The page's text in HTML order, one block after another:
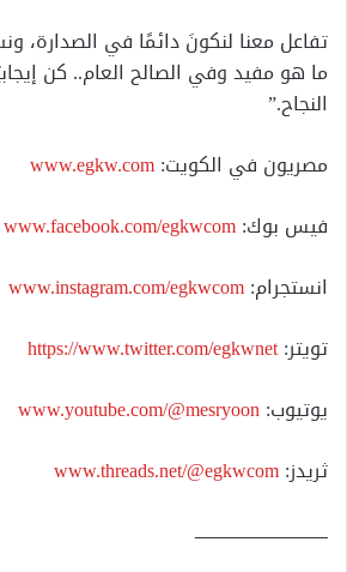
تفاعل معنا لنكونَ دائمًا في الصدارة،
ما هو مفيد وفي الصالح العام.. كن
النجاح.”
مصريون في الكويت:www.egkw.com
فيس بوك:www.facebook.com/egkwcom
انستجرام:www.instagram.com/egkwcom
تويتر:https://www.twitter.com/egkwnet
يوتيوب:www.youtube.com/@mesryoon
ثريدز:www.threads.net/@egkwcom
ـــــــــــــــــــــــــــــــــــــ